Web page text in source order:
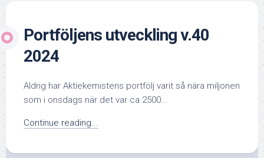
Portföljens utveckling v.40
2024
Aldrig har Aktiekemistens portfölj varit så nära miljonen
som i onsdags när det var ca 2500...
Continue reading...